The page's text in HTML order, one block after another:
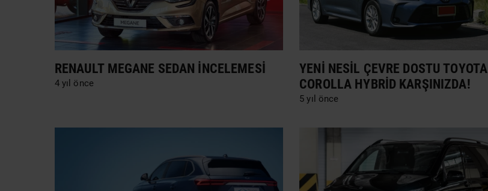
RENAULT MEGANE SEDAN İNCELEMESI
4 yıl önce
YENI NESIL ÇEVRE DOSTU TOYOTA
COROLLA HYBRID KARŞINIZDA!
5 yıl önce